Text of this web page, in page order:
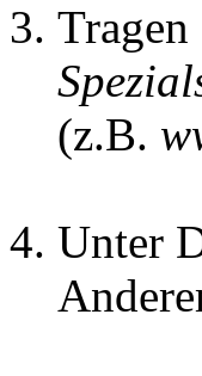
(z.B.
Unter